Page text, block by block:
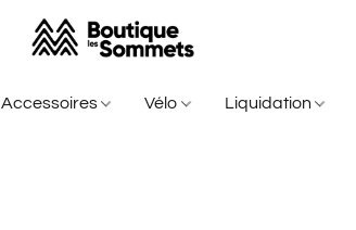
Accessoires Vélo Liquidation